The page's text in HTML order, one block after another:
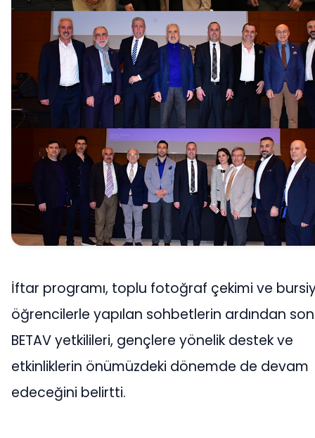
İftar programı, toplu fotoğraf çekimi ve
öğrencilerle yapılan sohbetlerin ardından
BETAV yetkilileri, gençlere yönelik destek ve
etkinliklerin önümüzdeki dönemde de devam
edeceğini belirtti.